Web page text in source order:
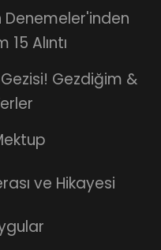
15 Alıntı
Gezdiğim &
ve Hikayesi